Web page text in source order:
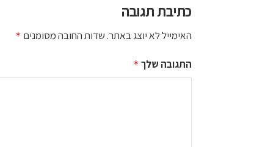
כתיבת תגובה
האימייל לא יוצג באתר.שדות החובה מסומנים *
התגובה שלך *